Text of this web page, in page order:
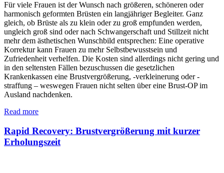
Für viele Frauen ist der Wunsch nach größeren, schöneren oder
harmonisch geformten Brüsten ein langjähriger Begleiter. Ganz
gleich, ob Brüste als zu klein oder zu groß empfunden werden,
ungleich groß sind oder nach Schwangerschaft und Stillzeit nicht
mehr dem ästhetischen Wunschbild entsprechen: Eine operative
Korrektur kann Frauen zu mehr Selbstbewusstsein und
Zufriedenheit verhelfen. Die Kosten sind allerdings nicht gering und
in den seltensten Fällen bezuschussen die gesetzlichen
Krankenkassen eine Brustvergrößerung, -verkleinerung oder -
straffung – weswegen Frauen nicht selten über eine Brust-OP im
Ausland nachdenken.
Read more
Rapid Recovery: Brustvergrößerung mit kurzer
Erholungszeit